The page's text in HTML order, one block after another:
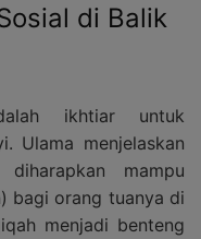
di Balik
ikhtiar untuk
Ulama menjelaskan
mampu
bagi orang tuanya di
menjadi benteng